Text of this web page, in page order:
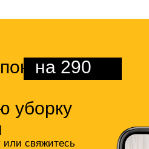
или свяжитесь
на 290
уборку